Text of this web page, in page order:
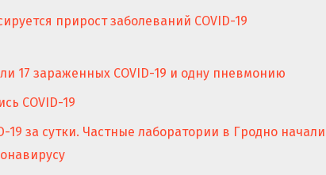
прирост заболеваний COVID-19
17 зараженных COVID-19 и одну пневмонию
COVID-19
19 за сутки. Частные лаборатории в Гродно начали